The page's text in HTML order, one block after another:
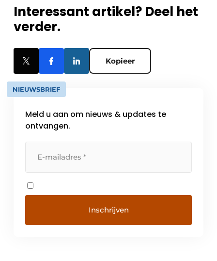
Interessant artikel? Deel het
verder.
Kopieer
NIEUWSBRIEF
Meld u aan om nieuws & updates te
ontvangen.